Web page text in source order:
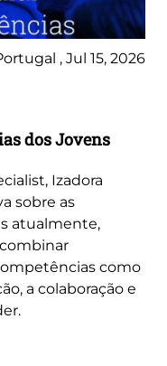
, Jul 15, 2026
dos Jovens
Izadora
sobre as
atualmente,
como
a colaboração e